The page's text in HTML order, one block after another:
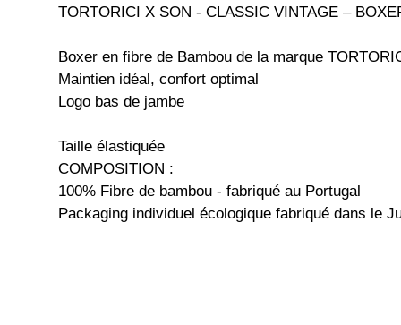
TORTORICI X SON - CLASSIC VINTAGE –
Boxer en fibre de Bambou de la marque
Maintien idéal, confort optimal
Logo bas de jambe
Taille élastiquée
COMPOSITION :
100% Fibre de bambou - fabriqué au Portugal
Packaging individuel écologique fabriqué dans le